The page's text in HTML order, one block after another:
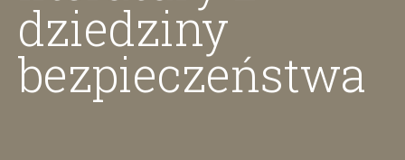
dziedziny
bezpieczeństwa